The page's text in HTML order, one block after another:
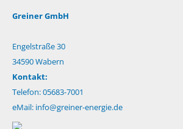
Greiner GmbH
Engelstraße 30
34590 Wabern
Kontakt:
Telefon: 05683-7001
eMail: info@greiner-energie.de